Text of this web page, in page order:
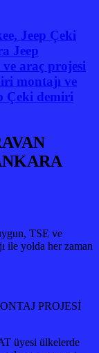
Jeep Çeki
Jeep
araç projesi
montajı ve
Çeki demiri
TSE ve
ile yolda her zaman
PROJESİ
üyesi ülkelerde